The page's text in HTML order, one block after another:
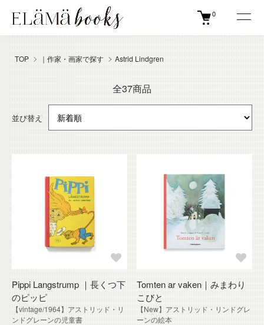
0
TOP ｜作家・画家で探す Astrid Lindgren
全37商品
並び替え
Pippi Langstrump ｜長くつ下
のピッピ
【vintage/1964】アストリッド・リ
ンドグレーンの児童書
Tomten ar vaken｜みまわり
こびと
【New】アストリッド・リンドグレ
ーンの絵本